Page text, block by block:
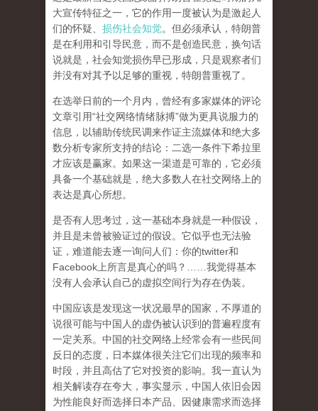
大宣传特征之一，它的作用一度被认为是激起人
们的怀疑、 损伤社会知觉。但必须承认，特朗普
是在利用和引导民意，而不是创造民意，换句话
说就是，社会知觉损伤早已形成，只是观察者们
并没有对其予以足够的重视，特朗普重视了。
在选举日前的一个月内，曾经有多家媒体的评论
文章引用“社交网络情绪脉搏”做为更具说服力的
信息，以辅助传统民调来作证主流媒体和绝大多
数分析专家所支持的结论：二选一条件下希拉里
才应该是赢家。如果这一渠道是可靠的，它必须
具备一个基础就是，绝大多数人在社交网络上的
表达是真心所想。
是否有人思考过，这一基础本身就是一种假设，
并且是未曾被验证过的假设。它似乎也无法验
证，难道能去逐一询问人们：你的twitter和
Facebook上所言是真心的吗？……我觉得基本
没有人会承认自己的虚拟空间行为存在伪装。
中国应该是发现这一状况最早的国家，不厚道的
说很可能与中国人的虚伪被认识到的普遍程度有
一定关系。中国的社交网络上经常会有一些民间
反日的态度，日本媒体很关注它们出现的频率和
时段，并且高估了它对投资的影响。我一直认为
相关解读存在夸大，事实显示，中国人依旧会因
为性能良好而选择日本产品、因健康需求而选择